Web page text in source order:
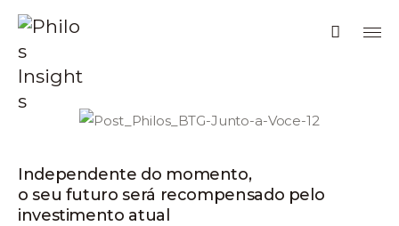
Philos Insights
Sobre nós
Categorias
Independente do momento,
o seu futuro será recompensado pelo
investimento atual